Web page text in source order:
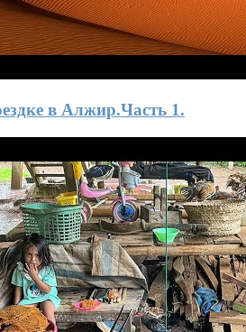
в Алжир.Часть 1.